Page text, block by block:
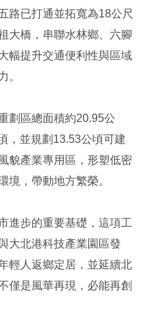
路已打通並拓寬為18公尺
大橋，串聯水林鄉、六腳
幅提升交通便利性與區域
。
劃區總面積約20.95公
，並規劃13.53公頃可建
貌產業專用區，形塑低密
境，帶動地方繁榮。
進步的重要基礎，這項工
大北港科技產業園區發
輕人返鄉定居，並延續北
僅是風華再現，必能再創